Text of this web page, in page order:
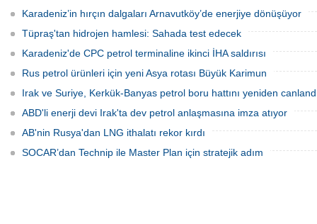
Karadeniz’in hırçın dalgaları Arnavutköy’de enerjiye dönüşüyor
Tüpraş'tan hidrojen hamlesi: Sahada test edecek
Karadeniz'de CPC petrol terminaline ikinci İHA saldırısı
Rus petrol ürünleri için yeni Asya rotası Büyük Karimun
Irak ve Suriye, Kerkük-Banyas petrol boru hattını yeniden
ABD'li enerji devi Irak'ta dev petrol anlaşmasına imza atıyor
AB'nin Rusya'dan LNG ithalatı rekor kırdı
SOCAR’dan Technip ile Master Plan için stratejik adım